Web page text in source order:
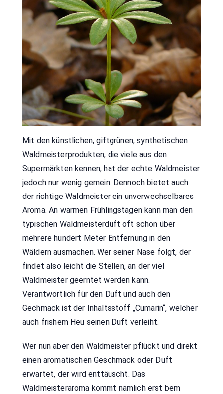
Mit den künstlichen, giftgrünen, synthetischen
Waldmeisterprodukten, die viele aus den
Supermärkten kennen, hat der echte Waldmeister
jedoch nur wenig gemein. Dennoch bietet auch
der richtige Waldmeister ein unverwechselbares
Aroma. An warmen Frühlingstagen kann man den
typischen Waldmeisterduft oft schon über
mehrere hundert Meter Entfernung in den
Wäldern ausmachen. Wer seiner Nase folgt, der
findet also leicht die Stellen, an der viel
Waldmeister geerntet werden kann.
Verantwortlich für den Duft und auch den
Gechmack ist der Inhaltsstoff „Cumarin“, welcher
auch frishem Heu seinen Duft verleiht.
Wer nun aber den Waldmeister pflückt und direkt
einen aromatischen Geschmack oder Duft
erwartet, der wird enttäuscht. Das
Waldmeisteraroma kommt nämlich erst bem